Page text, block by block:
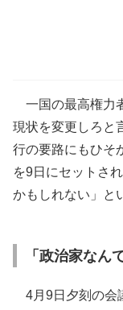
一国の最高権力
現状を変更しろと
行の要路にもひそ
を9日にセットさ
かもしれない」と
「政治家なん
4月9日夕刻の会